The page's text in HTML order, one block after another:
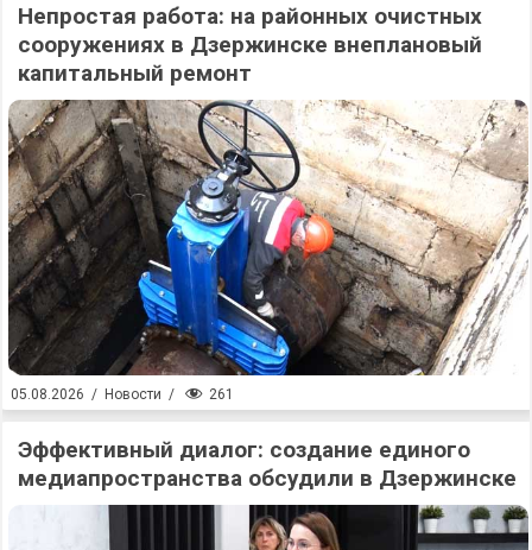
Непростая работа: на районных очистных
сооружениях в Дзержинске внеплановый
капитальный ремонт
05.08.2026 / Новости / 261
Эффективный диалог: создание единого
медиапространства обсудили в Дзержинске